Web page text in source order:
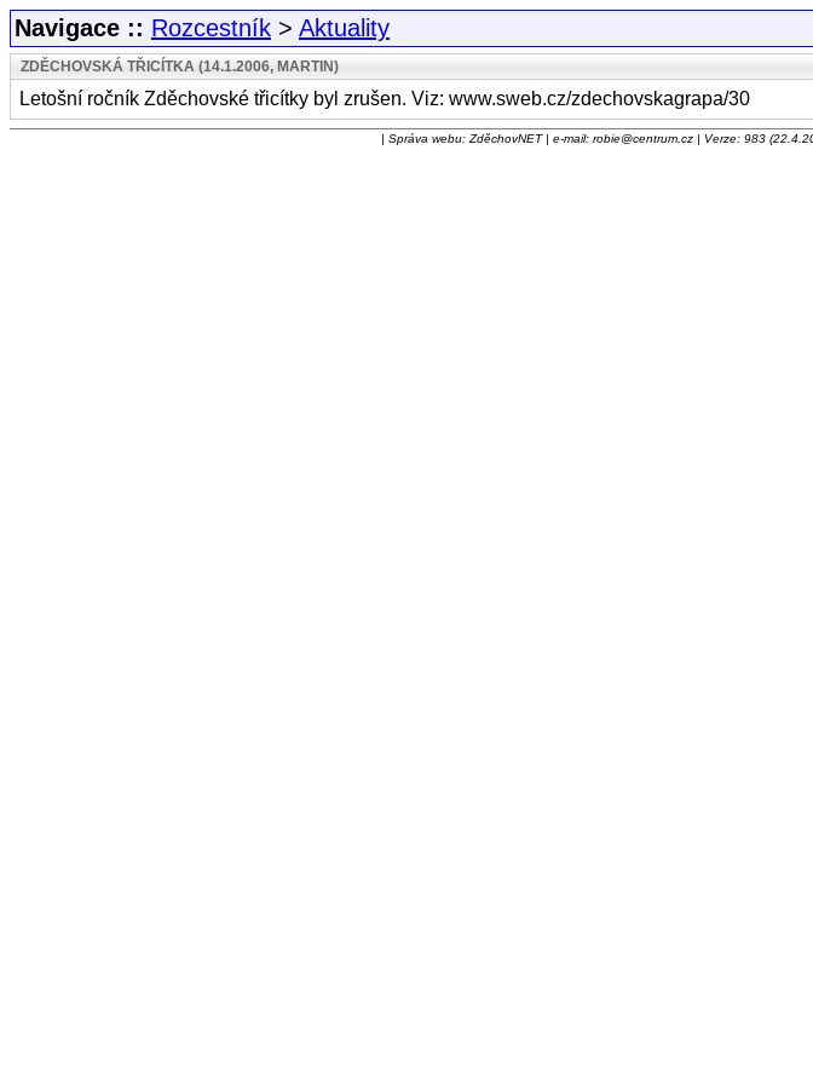
Navigace :: Rozcestník > Aktuality
ZDĚCHOVSKÁ TŘICÍTKA (14.1.2006, MARTIN)
Letošní ročník Zděchovské třicítky byl zrušen. Viz: www.sweb.cz/zdechovskagrapa/30
| Správa webu: ZděchovNET | e-mail: robie@centrum.cz | Verze: 983